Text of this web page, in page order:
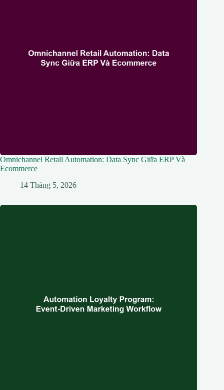
Omnichannel Retail Automation: Data Sync Giữa ERP Và
Ecommerce
14 Tháng 5, 2026